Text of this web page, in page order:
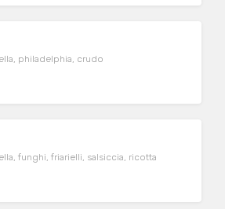
philadelphia, crudo
funghi, friarielli, salsiccia, ricotta